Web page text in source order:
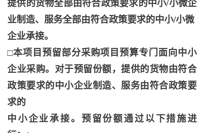
提供的货物全部由符合政策要求的中小/小微企
业制造、服务全部由符合政策要求的中小/小微
企业承接。
□本项目预留部分采购项目预算专门面向中小
企业采购。对于预留份额，提供的货物由符合
政策要求的中小企业制造、服务由符合政策要
求的
中小企业承接。预留份额通过以下措施进